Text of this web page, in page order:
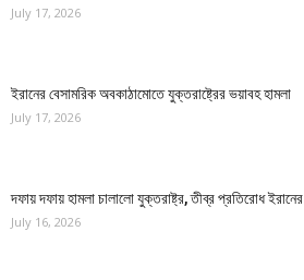
July 17, 2026
ইরানের বেসামরিক অবকাঠামোতে যুক্তরাষ্ট্রের ভয়াবহ হামলা
July 17, 2026
দফায় দফায় হামলা চালালো যুক্তরাষ্ট্র, তীব্র প্রতিরোধ ইরানের
July 16, 2026